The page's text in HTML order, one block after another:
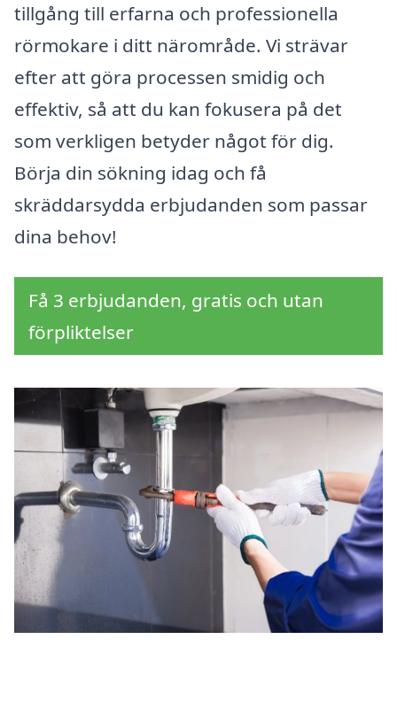
tillgång till erfarna och professionella
rörmokare i ditt närområde. Vi strävar
efter att göra processen smidig och
effektiv, så att du kan fokusera på det
som verkligen betyder något för dig.
Börja din sökning idag och få
skräddarsydda erbjudanden som passar
dina behov!
Få 3 erbjudanden, gratis och utan
förpliktelser